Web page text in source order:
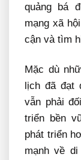
quảng bá
mạng xã
cận và tìm
Mặc dù
lịch đã đạt
vẫn phải
triển bền
phát triển
mạnh về